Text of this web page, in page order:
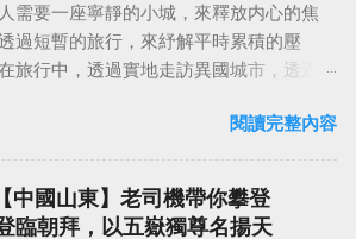
黃燦爛陽光，景緻令人難忘。全年適宜
尤以3至7月鳳梨盛產期。 【阿罩霧的由
隆29年續修臺灣府志載：阿罩霧最早稱
故稱之，現在霧峰區俗稱為「 阿罩霧 」。
阿罩霧」的稱呼，可能翻譯土著族社名
作阿罩霧，或云因一帶經常籠罩濃霧峰
「阿罩霧」，其地名由來有兩種說法：
需要一座寧靜的小城，來釋放内心的焦
過短暫的旅行，來紓解平時累積的壓
旅行中，透過實地走訪異國城市，透過
來認識不同國家、不同地區的歷史和文
富自己的人生經驗，寫下自己的故事，
就是旅行的意義嗎？ 2019年夏天，藉著一
州出差的機會，和在上海出差的同事相
閱讀完整內容
中國山東】老司機帶你攀登
臨朝拜，以五嶽獨尊名揚天